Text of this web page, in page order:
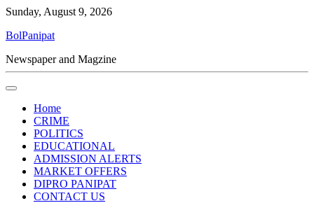
Sunday, August 9, 2026
BolPanipat
Newspaper and Magzine
Home
CRIME
POLITICS
EDUCATIONAL
ADMISSION ALERTS
MARKET OFFERS
DIPRO PANIPAT
CONTACT US